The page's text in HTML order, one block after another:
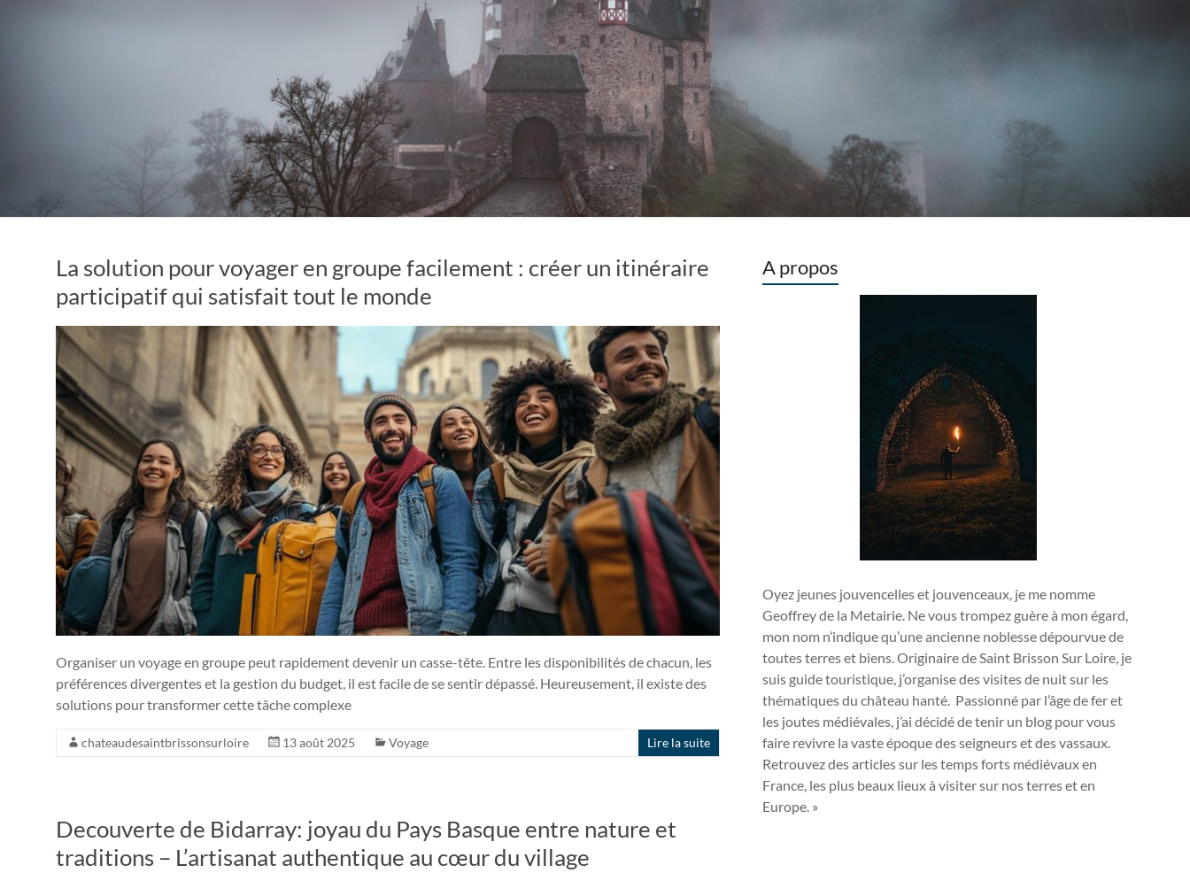
La solution pour voyager en groupe facilement : créer un itinéraire
participatif qui satisfait tout le monde
Organiser un voyage en groupe peut rapidement devenir un casse-tête. Entre les disponibilités de chacun, les
préférences divergentes et la gestion du budget, il est facile de se sentir dépassé. Heureusement, il existe des
solutions pour transformer cette tâche complexe
chateaudesaintbrissonsurloire 13 août 2025 Voyage Lire la suite
Decouverte de Bidarray: joyau du Pays Basque entre nature et
traditions – L’artisanat authentique au cœur du village
A propos
Oyez jeunes jouvencelles et jouvenceaux, je me nomme
Geoffrey de la Metairie. Ne vous trompez guère à mon égard,
mon nom n’indique qu’une ancienne noblesse dépourvue de
toutes terres et biens. Originaire de Saint Brisson Sur Loire, je
suis guide touristique, j’organise des visites de nuit sur les
thématiques du château hanté. Passionné par l’âge de fer et
les joutes médiévales, j’ai décidé de tenir un blog pour vous
faire revivre la vaste époque des seigneurs et des vassaux.
Retrouvez des articles sur les temps forts médiévaux en
France, les plus beaux lieux à visiter sur nos terres et en
Europe. »